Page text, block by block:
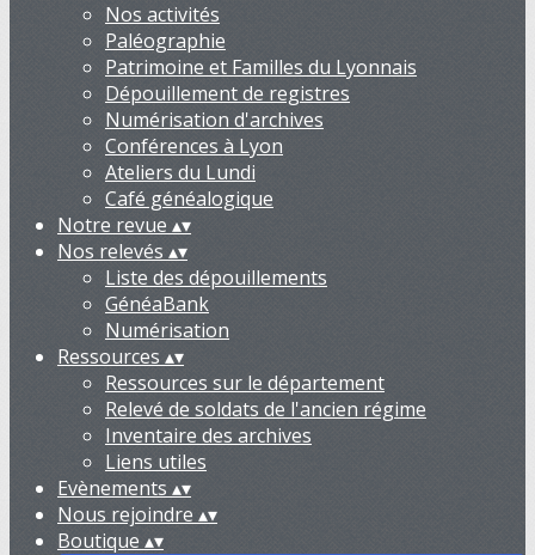
Nos activités
Paléographie
Patrimoine et Familles du Lyonnais
Dépouillement de registres
Numérisation d'archives
Conférences à Lyon
Ateliers du Lundi
Café généalogique
Notre revue ▴▾
Nos relevés ▴▾
Liste des dépouillements
GénéaBank
Numérisation
Ressources ▴▾
Ressources sur le département
Relevé de soldats de l'ancien régime
Inventaire des archives
Liens utiles
Evènements ▴▾
Nous rejoindre ▴▾
Boutique ▴▾